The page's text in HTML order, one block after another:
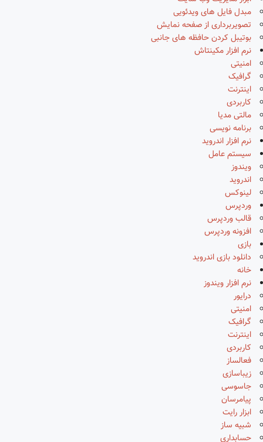
مبدل فایل های ویدئویی
تصویربرداری از صفحه نمایش
بوتیبل کردن حافظه های جانبی
نرم افزار مکینتاش
امنیتی
گرافیک
اینترنت
کاربردی
مالتی مدیا
برنامه نویسی
نرم افزار اندروید
سیستم عامل
ویندوز
اندروید
لینوکس
وردپرس
قالب وردپرس
افزونه وردپرس
بازی
دانلود بازی اندروید
خانه
نرم افزار ویندوز
درایور
امنیتی
گرافیک
اینترنت
کاربردی
فعالساز
زیباسازی
جاسوسی
پیامرسان
ابزار رایت
شبیه ساز
حسابداری